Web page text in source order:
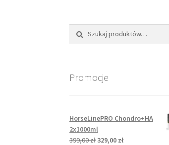
Szukaj:
Szukaj
Promocje
HorseLinePRO Chondro+HA
2x1000ml
399,00zł Pierwotna
329,00 złAktualna